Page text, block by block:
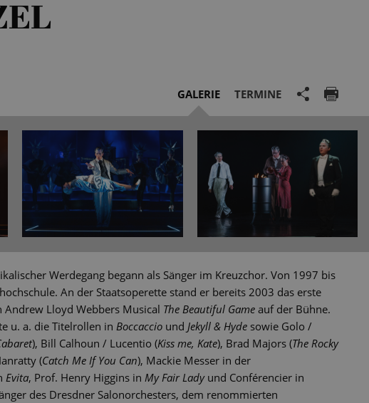
GALERIE TERMINE
Werdegang begann als Sänger im Kreuzchor. Von 1997 bis
An der Staatsoperette stand er bereits 2003 das erste
Lloyd Webbers Musical The Beautiful Game auf der Bühne.
u. a. die Titelrollen in Boccaccio und Jekyll & Hyde sowie Golo /
), Bill Calhoun / Lucentio (Kiss me, Kate), Brad Majors (The Rocky
(Catch Me If You Can), Mackie Messer in der
Evita, Prof. Henry Higgins in My Fair Ladyund Conférencier in
des Dresdner Salonorchesters, dem renommierten